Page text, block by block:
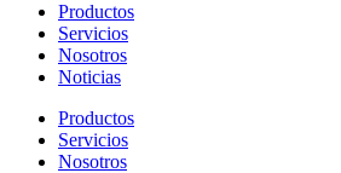
Productos
Servicios
Nosotros
Noticias
Productos
Servicios
Nosotros